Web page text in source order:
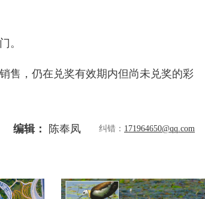
。
售，仍在兑奖有效期内但尚未兑奖的彩
编辑： 陈奉凤 纠错： 171964650@qq.com